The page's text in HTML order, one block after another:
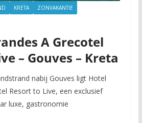
KRETA
ZONVAKANTIE
A Grecotel
– Gouves – Kreta
nabij Gouves ligt Hotel
Resort to Live, een exclusief
luxe, gastronomie